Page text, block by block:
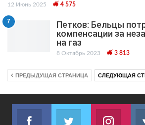
12 Июнь 2025 4 575
7
Петков: Бельцы
компенсации за
на газ
8 Октябрь 2023 3 813
ПРЕДЫДУЩАЯ СТРАНИЦА СЛЕДУЮЩАЯ
Facebook Twitter